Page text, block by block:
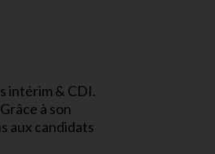
intérim & CDI.
à son
aux candidats